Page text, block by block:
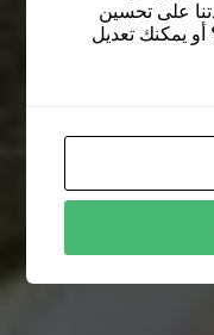
على تحسين
أو يمكنك تعديل